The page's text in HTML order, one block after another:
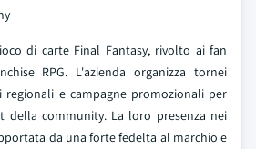
di carte Final Fantasy, rivolto ai fan
RPG. L'azienda organizza tornei
e campagne promozionali per
della community. La loro presenza nei
da una forte fedelta al marchio e